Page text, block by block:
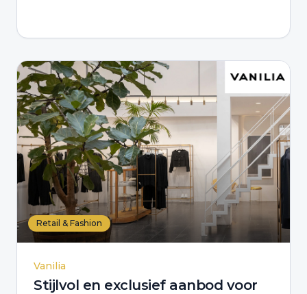
Retail & Fashion
Vanilia
Stijlvol en exclusief aanbod voor